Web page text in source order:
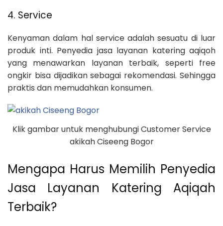
4. Service
Kenyaman dalam hal service adalah sesuatu di luar
produk inti. Penyedia jasa layanan katering aqiqoh
yang menawarkan layanan terbaik, seperti free
ongkir bisa dijadikan sebagai rekomendasi. Sehingga
praktis dan memudahkan konsumen.
Klik gambar untuk menghubungi Customer Service
akikah Ciseeng Bogor
Mengapa Harus Memilih Penyedia
Jasa Layanan Katering Aqiqah
Terbaik?